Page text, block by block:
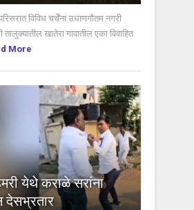
विविध चर्चेंना उधाणगौतम नगरी
खातेरा गावातील एका विवाहित
More
येथे कराळे सरांना
देसभ्रतार